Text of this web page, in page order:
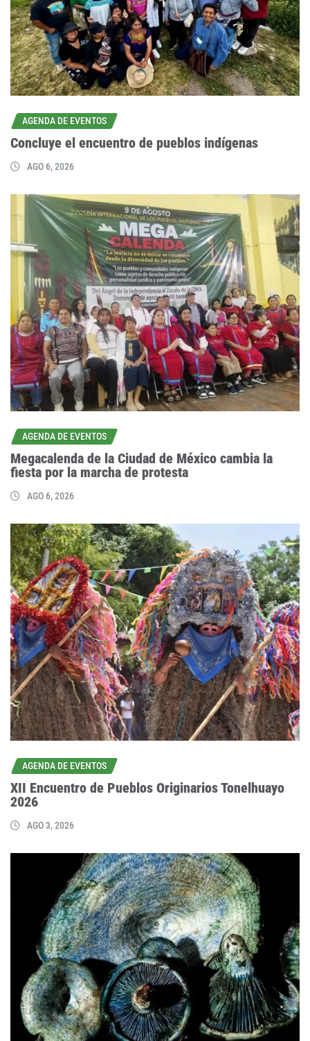
AGENDA DE EVENTOS
Concluye el encuentro de pueblos indígenas
AGO 6, 2026
AGENDA DE EVENTOS
Megacalenda de la Ciudad de México cambia la
fiesta por la marcha de protesta
AGO 6, 2026
AGENDA DE EVENTOS
XII Encuentro de Pueblos Originarios Tonelhuayo
2026
AGO 3, 2026